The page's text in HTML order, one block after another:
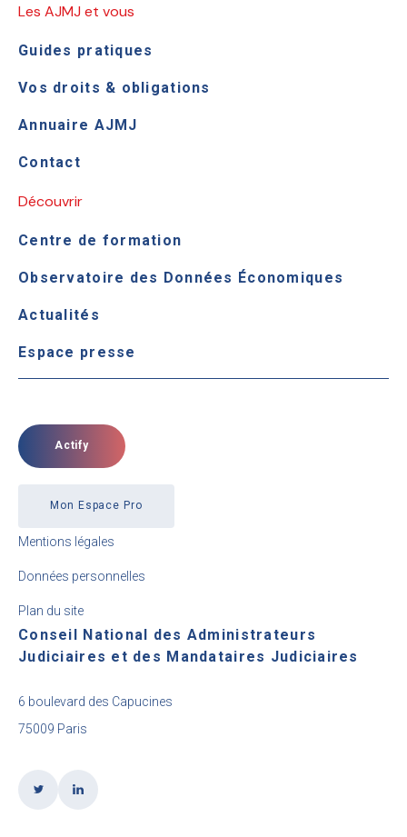
Les AJMJ et vous
Guides pratiques
Vos droits & obligations
Annuaire AJMJ
Contact
Découvrir
Centre de formation
Observatoire des Données Économiques
Actualités
Espace presse
Actify
Mon Espace Pro
Mentions légales
Données personnelles
Plan du site
Conseil National des Administrateurs
Judiciaires et des Mandataires Judiciaires
6 boulevard des Capucines
75009 Paris